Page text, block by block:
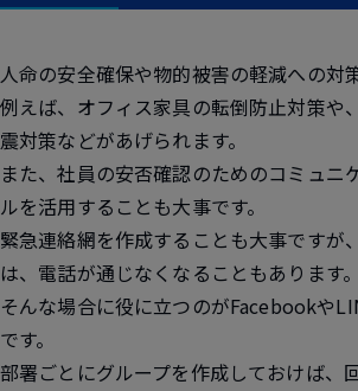
人命の安全確保や物的被害の軽減への対策
例えば、オフィス家具の転倒防止対策や
震対策などがあげられます。
また、社員の安否確認のためのコミュニ
ルを活用することも大事です。
緊急連絡網を作成することも大事ですが
は、電話が通じなくなることもあります。
そんな場合に役に立つのがFacebookや
です。
部署ごとにグループを作成しておけば、